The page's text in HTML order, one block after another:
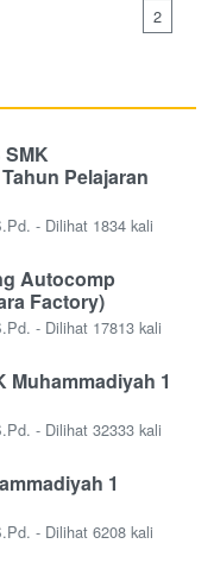
2
SMK
Pelajaran
- Dilihat 1834 kali
Autocomp
Factory)
- Dilihat 17813 kali
Muhammadiyah 1
- Dilihat 32333 kali
1
- Dilihat 6208 kali